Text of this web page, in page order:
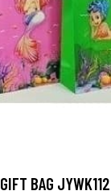
GIFT BAG